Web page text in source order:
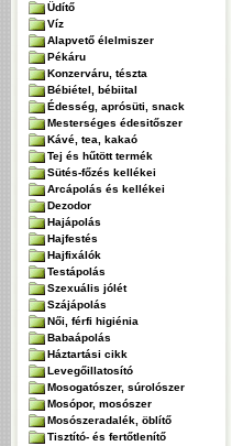
Üdítő
Víz
Alapvető élelmiszer
Pékáru
Konzerváru, tészta
Bébiétel, bébiital
Édesség, aprósüti, snack
Mesterséges édesitőszer
Kávé, tea, kakaó
Tej és hűtött termék
Sütés-főzés kellékei
Arcápolás és kellékei
Dezodor
Hajápolás
Hajfestés
Hajfixálók
Testápolás
Szexuális jólét
Szájápolás
Női, férfi higiénia
Babaápolás
Háztartási cikk
Levegőillatosító
Mosogatószer, súrolószer
Mosópor, mosószer
Mosószeradalék, öblítő
Tisztító- és fertőtlenítő